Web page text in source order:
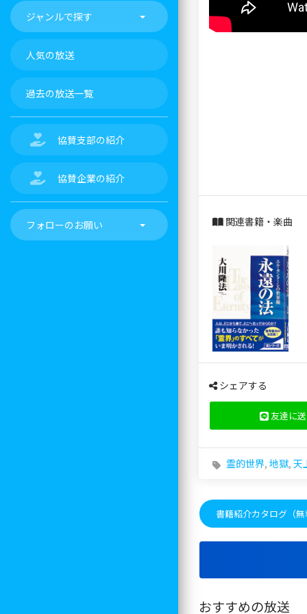
ジャンルで探す
人気の放送
過去の放送一覧
協賛支部の紹介
協賛企業の紹介
フォローのお願い 関連書籍・楽曲
シェアする
友達に
霊的世界, 地獄, 天
書籍紹介カタログ（
おすすめの放送